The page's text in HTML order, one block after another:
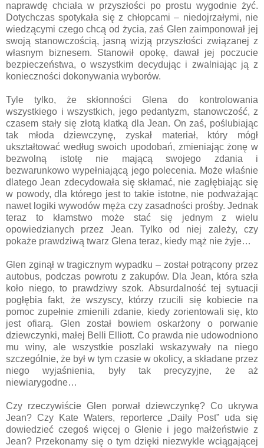
naprawdę chciała w przyszłości po prostu wygodnie żyć.
Dotychczas spotykała się z chłopcami – niedojrzałymi, nie
wiedzącymi czego chcą od życia, zaś Glen zaimponował jej
swoją stanowczością, jasną wizją przyszłości związanej z
własnym biznesem. Stanowił opokę, dawał jej poczucie
bezpieczeństwa, o wszystkim decydując i zwalniając ją z
konieczności dokonywania wyborów.
Tyle tylko, że skłonności Glena do kontrolowania
wszystkiego i wszystkich, jego pedantyzm, stanowczość, z
czasem stały się złotą klatką dla Jean. On zaś, poślubiając
tak młoda dziewczynę, zyskał materiał, który mógł
ukształtować według swoich upodobań, zmieniając żonę w
bezwolną istotę nie mającą swojego zdania i
bezwarunkowo wypełniającą jego polecenia. Może właśnie
dlatego Jean zdecydowała się skłamać, nie zagłębiając się
w powody, dla którego jest to takie istotne, nie podważając
nawet logiki wywodów męża czy zasadności prośby. Jednak
teraz to kłamstwo może stać się jednym z wielu
opowiedzianych przez Jean. Tylko od niej zależy, czy
pokaże prawdziwą twarz Glena teraz, kiedy mąż nie żyje…
Glen zginął w tragicznym wypadku – został potrącony przez
autobus, podczas powrotu z zakupów. Dla Jean, która szła
koło niego, to prawdziwy szok. Absurdalność tej sytuacji
pogłębia fakt, że wszyscy, którzy rzucili się kobiecie na
pomoc zupełnie zmienili zdanie, kiedy zorientowali się, kto
jest ofiarą. Glen został bowiem oskarżony o porwanie
dziewczynki, małej Belli Elliott. Co prawda nie udowodniono
mu winy, ale wszystkie poszlaki wskazywały na niego
szczególnie, że był w tym czasie w okolicy, a składane przez
niego wyjaśnienia, były tak precyzyjne, że aż
niewiarygodne…
Czy rzeczywiście Glen porwał dziewczynkę? Co ukrywa
Jean? Czy Kate Waters, reporterce „Daily Post” uda się
dowiedzieć czegoś więcej o Glenie i jego małżeństwie z
Jean? Przekonamy się o tym dzięki niezwykle wciągającej